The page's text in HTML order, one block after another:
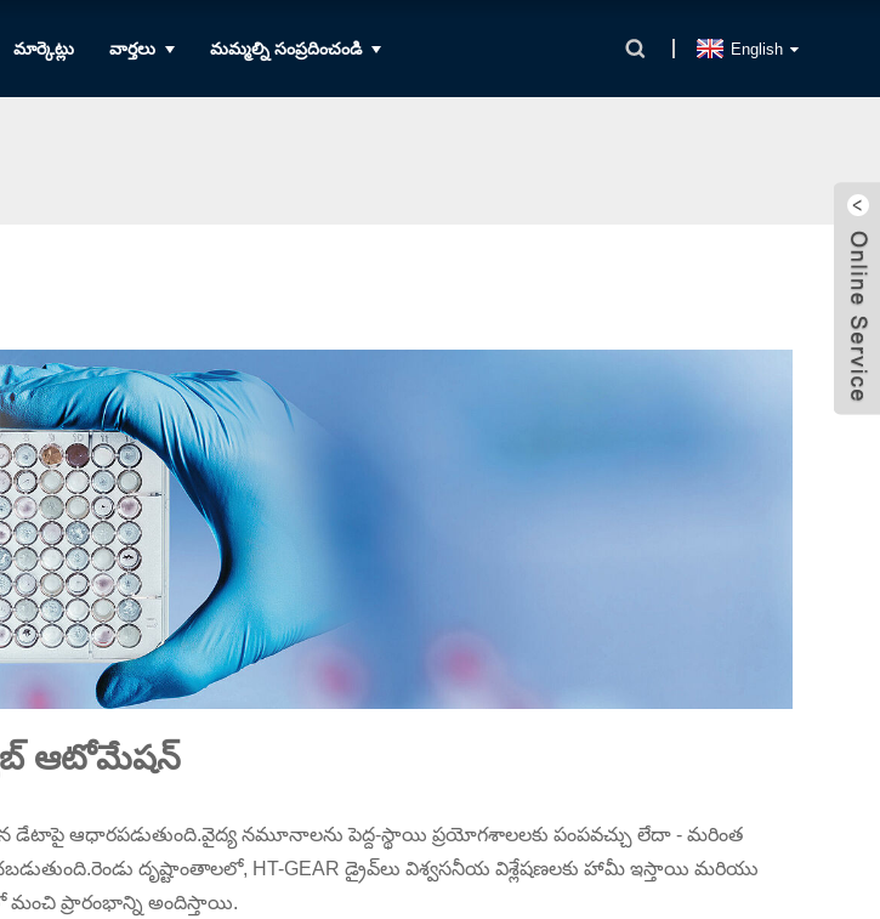
మార్కెట్లు వార్తలు మమ్మల్ని సంప్రదించండి English
ఆటోమేషన్
డేటాపై ఆధారపడుతుంది.వైద్య నమూనాలను పెద్ద-స్థాయి ప్రయోగశాలలకు పంపవచ్చు లేదా - మరింత
దృష్టాంతాలలో, HT-GEAR డ్రైవ్‌లు విశ్వసనీయ విశ్లేషణలకు హామీ ఇస్తాయి మరియు
మంచి ప్రారంభాన్ని అందిస్తాయి.